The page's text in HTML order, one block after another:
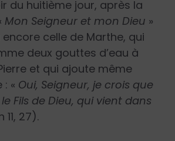
du huitième jour, après la
Mon Seigneur et mon Dieu »
celle de Marthe, qui
deux gouttes d’eau à
et qui ajoute même
« Oui, Seigneur, je crois que
Fils de Dieu, qui vient dans
11, 27).